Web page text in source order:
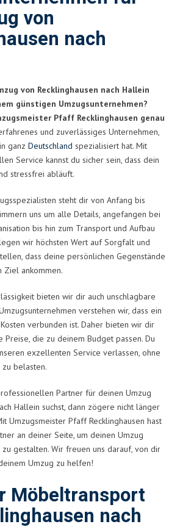
von
nach
von Recklinghausen nach Hallein
günstigen Umzugsunternehmen?
Pfaff Recklinghausen genau
und zuverlässiges Unternehmen,
ganz Deutschland spezialisiert hat. Mit
Service kannst du sicher sein, dass dein
stressfrei abläuft.
steht dir von Anfang bis
uns um alle Details, angefangen bei
bis hin zum Transport und Aufbau
wir höchsten Wert auf Sorgfalt und
dass deine persönlichen Gegenstände
Ziel ankommen.
bieten wir dir auch unschlagbare
verstehen wir, dass ein
verbunden ist. Daher bieten wir dir
Preise, die zu deinem Budget passen. Du
exzellenten Service verlassen, ohne
belasten.
Partner für deinen Umzug
Hallein suchst, dann zögere nicht länger
Umzugsmeister Pfaff Recklinghausen hast
an deiner Seite, um deinen Umzug
gestalten. Wir freuen uns darauf, von dir
Umzug zu helfen!
Möbeltransport
nach